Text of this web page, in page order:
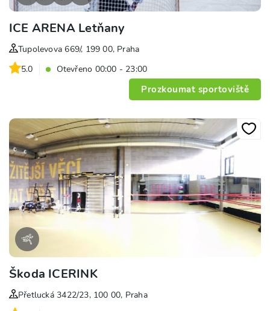
ICE ARENA Letňany
Tupolevova 669/, 199 00, Praha
5.0
Otevřeno 00:00 - 23:00
Prozkoumat sportoviště
Škoda ICERINK
Přetlucká 3422/23, 100 00, Praha